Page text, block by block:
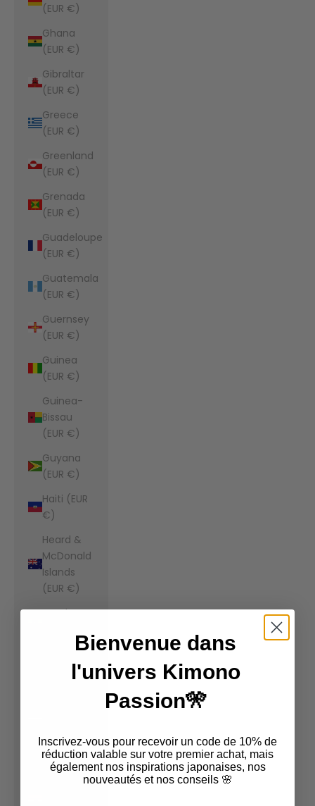
(EUR €)
Ghana
(EUR €)
Gibraltar
(EUR €)
Greece
(EUR €)
Greenland
(EUR €)
Grenada
(EUR €)
Guadeloupe
(EUR €)
Guatemala
(EUR €)
Guernsey
(EUR €)
Guinea
(EUR €)
Guinea-
Bissau
(EUR €)
Guyana
(EUR €)
Haiti (EUR
€)
Heard &
McDonald
Islands
(EUR €)
Honduras
Hong Kong
SAR (EUR
Iceland
(EUR €)
Bienvenue dans
l'univers Kimono
Passion🎌
Inscrivez-vous pour recevoir un code de 10% de
réduction valable sur votre premier achat, mais
également nos inspirations japonaises, nos
nouveautés et nos conseils 🌸